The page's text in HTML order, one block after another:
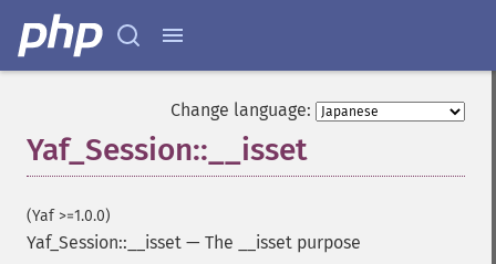
Change language:
Yaf_Session::__isset
(Yaf >=1.0.0)
Yaf_Session::__isset — The __isset purpose